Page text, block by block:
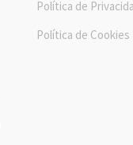
Política de
Política de Cookies